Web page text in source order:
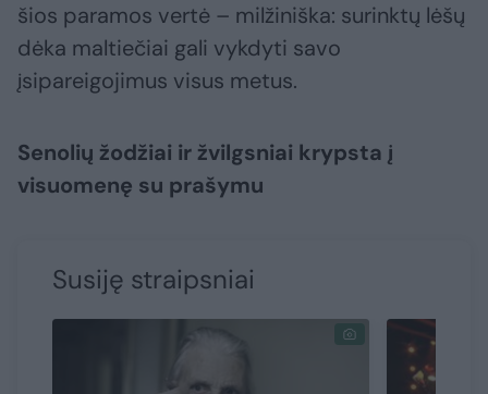
šios paramos vertė – milžiniška: surinktų lėšų
dėka maltiečiai gali vykdyti savo
įsipareigojimus visus metus.
Senolių žodžiai ir žvilgsniai krypsta į
visuomenę su prašymu
Susiję straipsniai